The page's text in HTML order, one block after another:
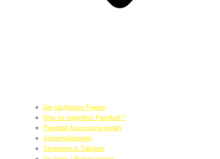
Die häufigsten Fragen
Was ist eigentlich Paintball ?
Paintball Ausrüstung erklärt
Sicherheitsregeln
Strategien & Taktiken